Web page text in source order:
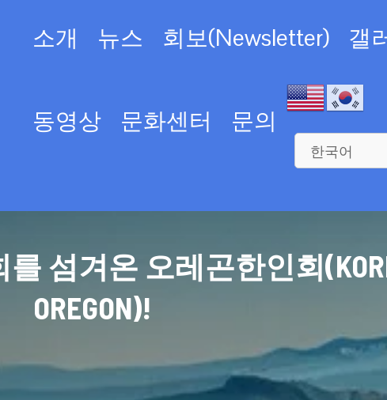
소개 뉴스 회보(Newsletter) 갤
동영상 문화센터 문의
섬겨온 오레곤한인회
OREGON)!